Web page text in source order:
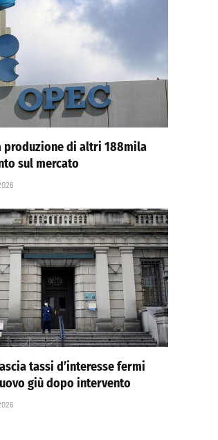
produzione di altri 188mila
sul mercato
tassi d’interesse fermi
giù dopo intervento